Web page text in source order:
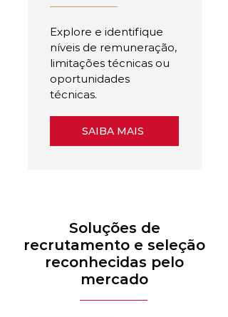
Explore e identifique
níveis de remuneração,
limitações técnicas ou
oportunidades
técnicas.
SAIBA MAIS
Soluções de
recrutamento e seleção
reconhecidas pelo
mercado